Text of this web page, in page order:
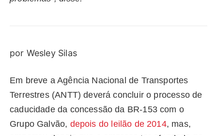
por Wesley Silas
Em breve a Agência Nacional de Transportes
Terrestres (ANTT) deverá concluir o processo de
caducidade da concessão da BR-153 com o
Grupo Galvão, depois do leilão de 2014, mas,